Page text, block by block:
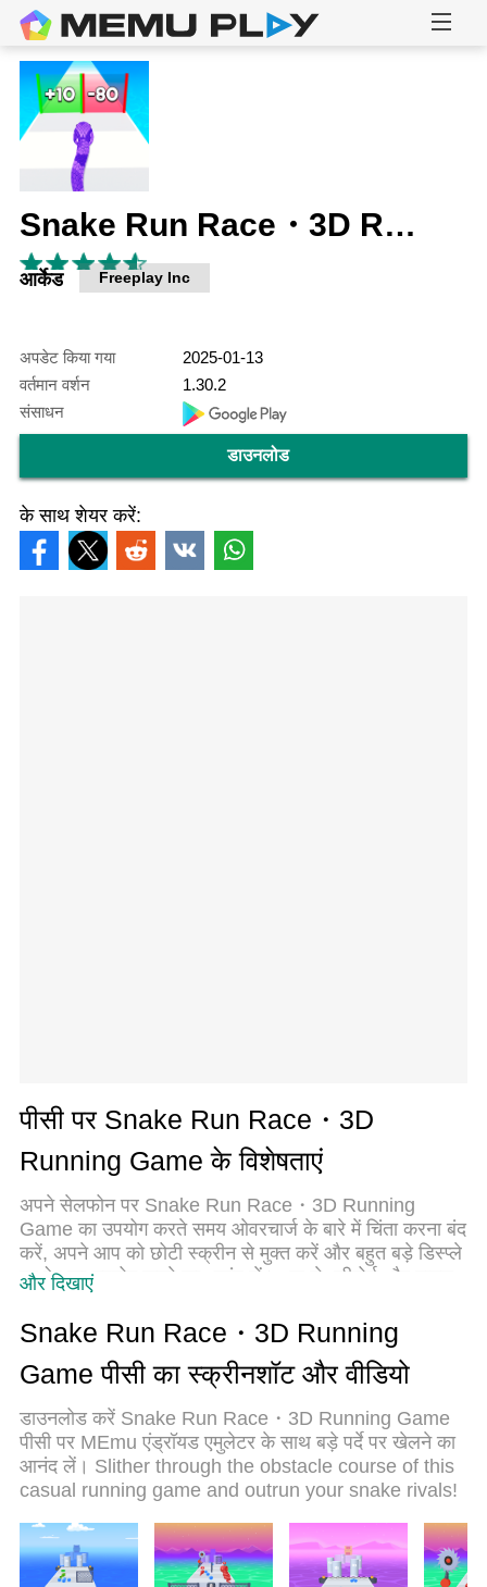
Snake Run Race・3D Running Game
आर्केड Freeplay Inc
अपडेट किया गया
2025-01-13
वर्तमान वर्शन
1.30.2
संसाधन
डाउनलोड
के साथ शेयर करें:
पीसी पर Snake Run Race・3D
Running Game के विशेषताएं
अपने सेलफोन पर Snake Run Race・3D Running
Game का उपयोग करते समय ओवरचार्ज के बारे में चिंता करना बंद
करें, अपने आप को छोटी स्क्रीन से मुक्त करें और बहुत बड़े डिस्प्ले
पर ऐप का उपयोग करने का आनंद लें। अब से, कीबोर्ड और माउस
आपको उन सभी आश्चर्यजनक सुविधाओं की पेशकश करता है
जिनकी आपको उम्मीद थी: त्वरित इंस्टॉल और आसान सेटअप,
सहज नियंत्रण, बैटरी की कोई सीमा नहीं, मोबाइल डेटा और परेशान
Game का उपयोग करने का सबसे अच्छा विकल्प नया MEmu 9
है। हमारे अवशोषण के साथ कोडित, बहु-उदाहरण प्रबंधक एक ही
समय में 2 या अधिक खाते खोलना संभव बनाता है। और सबसे
महत्वपूर्ण, हमारा अनन्य उत्सर्जन इंजन आपके पीसी की पूरी क्षमता
और दिखाएं
Snake Run Race・3D Running
Game पीसी का स्क्रीनशॉट और वीडियो
डाउनलोड करें Snake Run Race・3D Running Game
पीसी पर MEmu एंड्रॉयड एमुलेटर के साथ बड़े पर्दे पर खेलने का
आनंद लें। Slither through the obstacle course of this
casual running game and outrun your snake rivals!